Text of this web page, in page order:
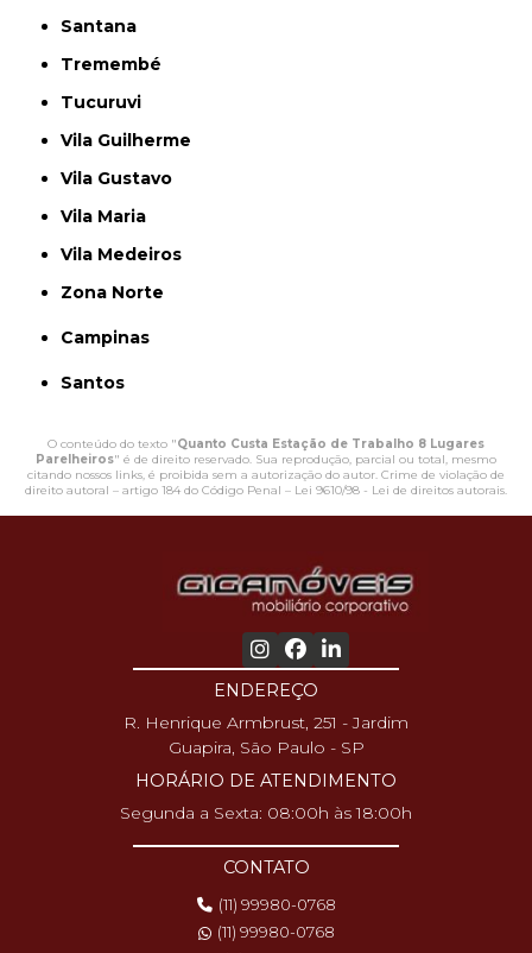
Santana
Tremembé
Tucuruvi
Vila Guilherme
Vila Gustavo
Vila Maria
Vila Medeiros
Zona Norte
Campinas
Santos
O conteúdo do texto "Quanto Custa Estação de Trabalho 8 Lugares
Parelheiros" é de direito reservado. Sua reprodução, parcial ou total, mesmo
citando nossos links, é proibida sem a autorização do autor. Crime de violação de
direito autoral – artigo 184 do Código Penal – Lei 9610/98 - Lei de direitos autorais.
ENDEREÇO
R. Henrique Armbrust, 251 - Jardim
Guapira, São Paulo - SP
HORÁRIO DE ATENDIMENTO
Segunda a Sexta: 08:00h às 18:00h
CONTATO
(11) 99980-0768
(11) 99980-0768